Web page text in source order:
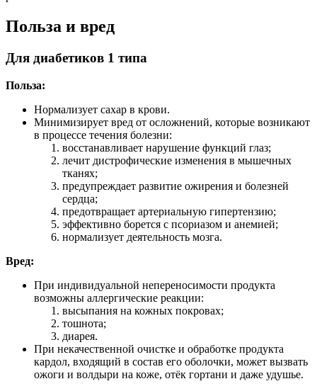
Польза и вред
Для диабетиков 1 типа
Польза:
Нормализует сахар в крови.
Минимизирует вред от осложнений, которые возникают
в процессе течения болезни:
восстанавливает нарушение функций глаз;
лечит дистрофические изменения в мышечных
тканях;
предупреждает развитие ожирения и болезней
сердца;
предотвращает артериальную гипертензию;
эффективно борется с псориазом и анемией;
нормализует деятельность мозга.
Вред:
При индивидуальной непереносимости продукта
возможны аллергические реакции:
высыпания на кожных покровах;
тошнота;
диарея.
При некачественной очистке и обработке продукта
кардол, входящий в состав его оболочки, может вызвать
ожоги и волдыри на коже, отёк гортани и даже удушье.